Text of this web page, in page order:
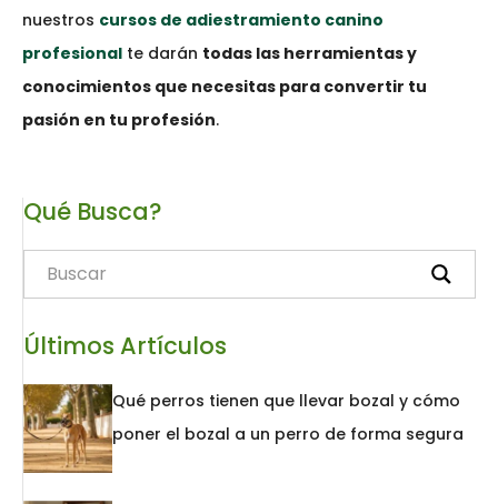
nuestros cursos de adiestramiento canino
profesional te darán todas las herramientas y
conocimientos que necesitas para convertir tu
pasión en tu profesión.
Qué Busca?
Últimos Artículos
Qué perros tienen que llevar bozal y cómo
poner el bozal a un perro de forma segura